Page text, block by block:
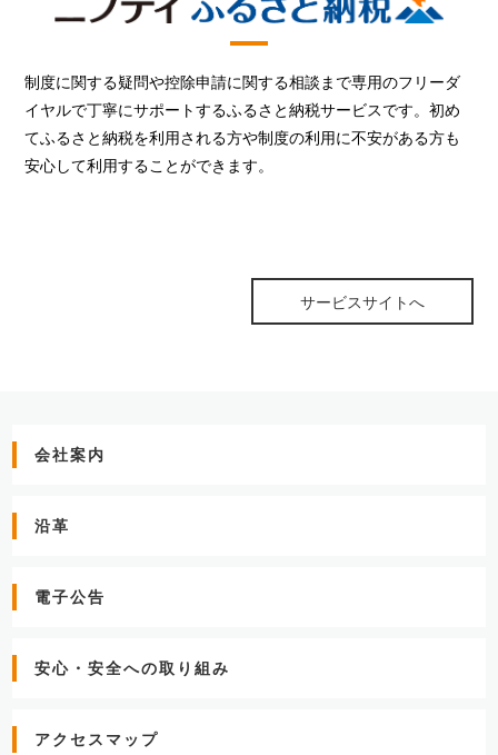
制度に関する疑問や控除申請に関する相談まで専用のフリーダ
イヤルで丁寧にサポートするふるさと納税サービスです。初め
てふるさと納税を利用される方や制度の利用に不安がある方も
安心して利用することができます。
サービスサイトへ
会社案内
沿革
電子公告
安心・安全への取り組み
アクセスマップ